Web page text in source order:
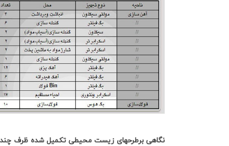
نگاهي برطرحهاي زيست محيطي تکميل شده ظرف چند